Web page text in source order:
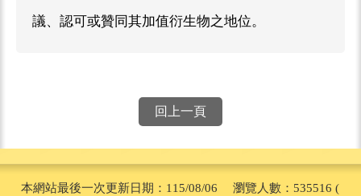
議、認可或贊同其加值衍生物之地位。
回上一頁
本網站最後一次更新日期：115/08/06 瀏覽人數：535516 (